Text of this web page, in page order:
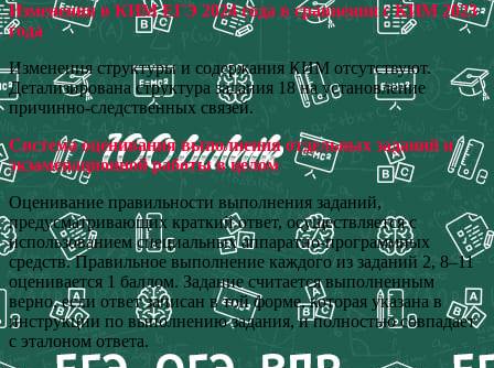
Изменения в КИМ ЕГЭ 2024 года в сравнении с КИМ 2023
года
Изменения структуры и содержания КИМ отсутствуют.
Детализирована структура задания 18 на установление
причинно-следственных связей.
Система оценивания выполнения отдельных заданий и
экзаменационной работы в целом
Оценивание правильности выполнения заданий,
предусматривающих краткий ответ, осуществляется с
использованием специальных аппаратно-программных
средств. Правильное выполнение каждого из заданий 2, 8–11
оценивается 1 баллом. Задание считается выполненным
верно, если ответ записан в той форме, которая указана в
инструкции по выполнению задания, и полностью совпадает
с эталоном ответа.